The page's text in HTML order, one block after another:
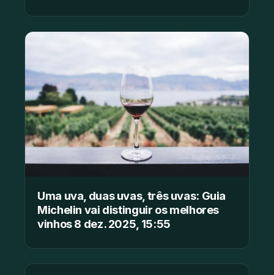
Uma uva, duas uvas, três uvas: Guia
Michelin vai distinguir os melhores
vinhos 8 dez. 2025, 15:55